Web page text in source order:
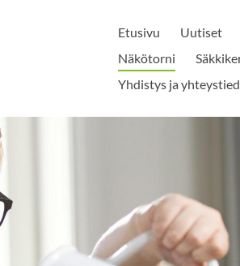
Etusivu Uutiset
Näkötorni
Yhdistys ja